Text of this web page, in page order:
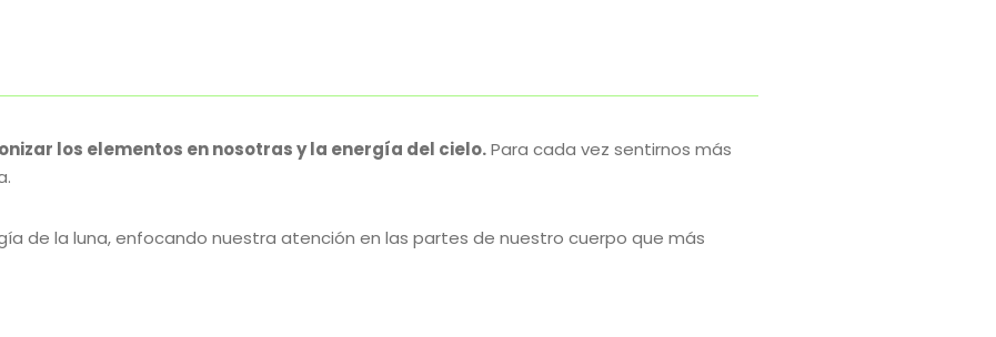
los elementos en nosotras y la energía del cielo.Para cada vez sentirnos más
de la luna, enfocando nuestra atención en las partes de nuestro cuerpo que más